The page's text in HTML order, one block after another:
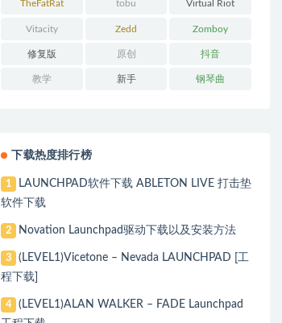
TheFatRat tobu Virtual Riot
Vitacity Zedd Zomboy
修复版 原创 抖音
教学 新手 钢琴曲
下载热度排行榜
1
LAUNCHPAD软件下载 ABLETON LIVE 打击垫
软件下载
2 Novation Launchpad驱动下载以及安装方法
3
(LEVEL1)Vicetone – Nevada LAUNCHPAD [工
程下载]
4
(LEVEL1)ALAN WALKER – FADE Launchpad